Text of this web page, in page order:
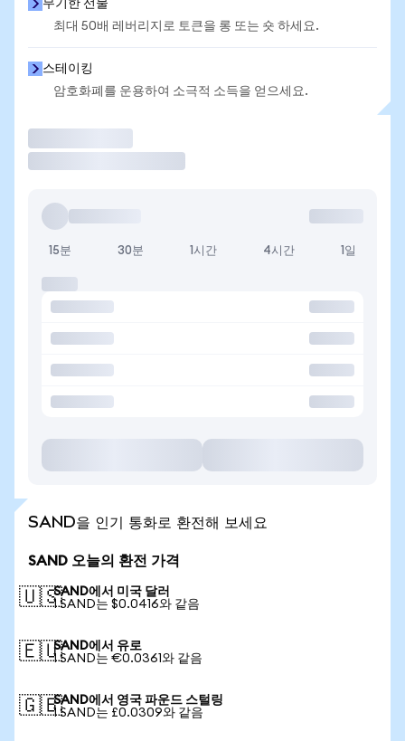
무기한 선물
최대 50배 레버리지로 토큰을 롱 또는 숏 하세요.
스테이킹
암호화폐를 운용하여 소극적 소득을 얻으세요.
15분 30분 1시간 4시간 1일
SAND을 인기 통화로 환전해 보세요
SAND 오늘의 환전 가격
🇺🇸SAND에서 미국 달러
1 SAND는 $0.0416와 같음
🇪🇺SAND에서 유로
1 SAND는 €0.0361와 같음
🇬🇧SAND에서 영국 파운드 스털링
1 SAND는 £0.0309와 같음